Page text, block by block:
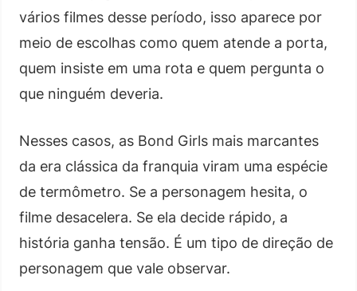
vários filmes desse período, isso aparece por
meio de escolhas como quem atende a porta,
quem insiste em uma rota e quem pergunta o
que ninguém deveria.
Nesses casos, as Bond Girls mais marcantes
da era clássica da franquia viram uma espécie
de termômetro. Se a personagem hesita, o
filme desacelera. Se ela decide rápido, a
história ganha tensão. É um tipo de direção de
personagem que vale observar.